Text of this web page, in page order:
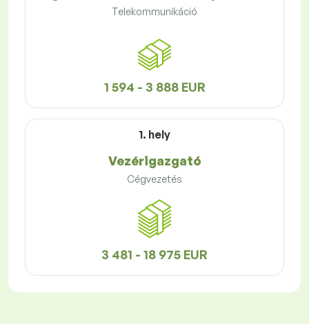
Telekommunikáció
1 594 - 3 888 EUR
1. hely
Vezérigazgató
Cégvezetés
3 481 - 18 975 EUR